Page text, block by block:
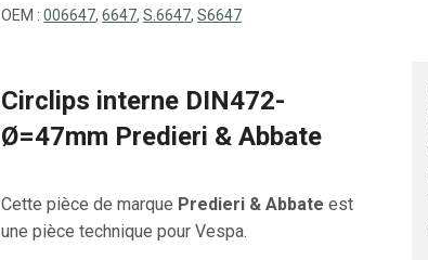
OEM :006647,6647,S.6647,S6647
Circlips interne DIN472-
Ø=47mm Predieri & Abbate
Cette pièce de marque Predieri & Abbate est
une pièce technique pour Vespa.